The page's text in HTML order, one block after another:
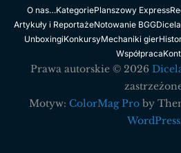
O nas…KategoriePlanszowy Express
Artykuły i ReportażeNotowanie BGG
UnboxingiKonkursyMechaniki gier
Współpraca
Prawa autorskie © 2026
Motyw: ColorMag Proby
WordPress